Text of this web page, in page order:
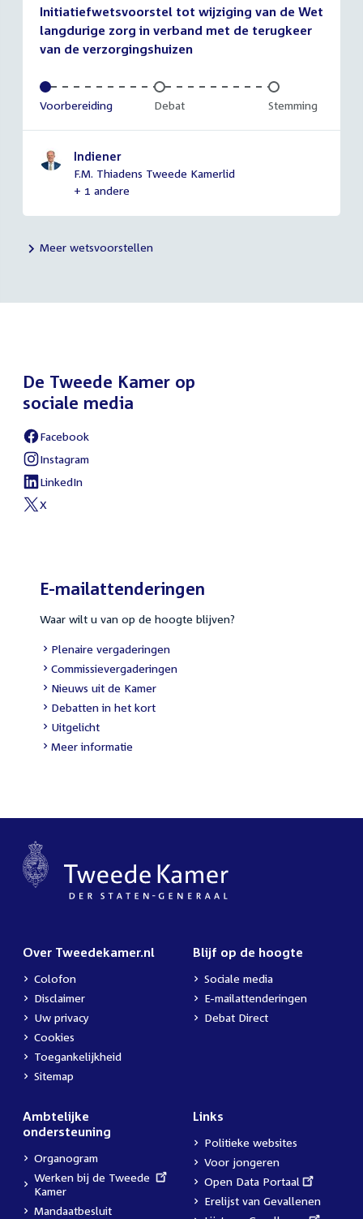
Initiatiefwetsvoorstel tot wijziging van de Wet
langdurige zorg in verband met de terugkeer
van de verzorgingshuizen
Voltooid:
Voorbereiding Onvoltooid:
Debat Onvoltooid:
Stemming
Indiener
F.M. Thiadens Tweede Kamerlid
+ 1 andere
Meer wetsvoorstellen
De Tweede Kamer op
sociale media
External
link:
Facebook
External
link:
Instagram
External
link:
LinkedIn
External
X
E-mailattenderingen
Waar wilt u van op de hoogte blijven?
External
link:
Plenaire vergaderingen
External
link:
Commissievergaderingen
External
link:
Nieuws uit de Kamer
External
link:
Debatten in het kort
External
link:
Uitgelicht
Meer informatie
Over Tweedekamer.nl
Colofon
Disclaimer
Uw privacy
Cookies
Toegankelijkheid
Sitemap
Blijf op de hoogte
Sociale media
E-mailattenderingen
Debat Direct
Ambtelijke
ondersteuning
Organogram
External
link:
Werken bij de Tweede
Kamer
Mandaatbesluit
Links
Politieke websites
Voor jongeren
External
link:
Open Data Portaal
Erelijst van Gevallenen